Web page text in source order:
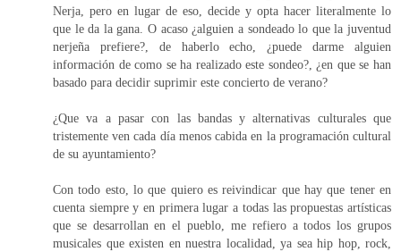
Nerja, pero en lugar de eso, decide y opta hacer literalmente lo
que le da la gana. O acaso ¿alguien a sondeado lo que la juventud
nerjeña prefiere?, de haberlo echo, ¿puede darme alguien
información de como se ha realizado este sondeo?, ¿en que se han
basado para decidir suprimir este concierto de verano?
¿Que va a pasar con las bandas y alternativas culturales que
tristemente ven cada día menos cabida en la programación cultural
de su ayuntamiento?
Con todo esto, lo que quiero es reivindicar que hay que tener en
cuenta siempre y en primera lugar a todas las propuestas artísticas
que se desarrollan en el pueblo, me refiero a todos los grupos
musicales que existen en nuestra localidad, ya sea hip hop, rock,